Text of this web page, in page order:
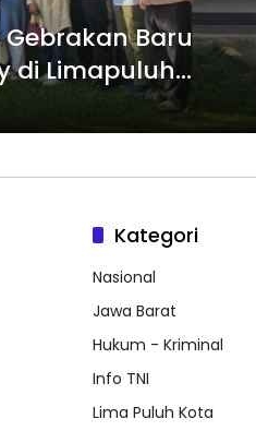
Baru
di Limapuluh
Kategori
Nasional
Jawa Barat
Hukum - Kriminal
Info TNI
Lima Puluh Kota